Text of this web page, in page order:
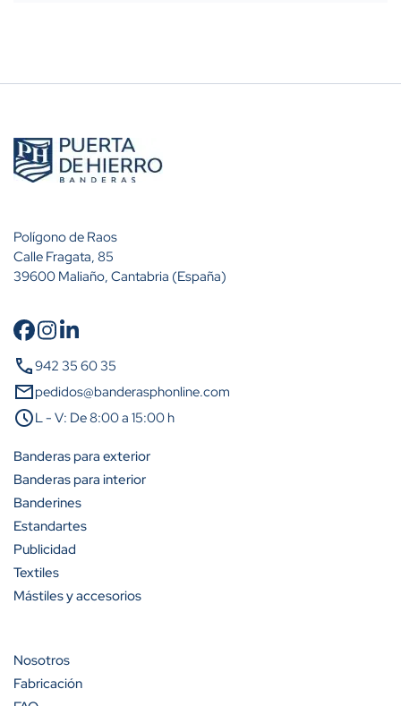
Cantidad
A partir de 50 unidades
A partir de 100 unidades
Polígono de Raos
Calle Fragata, 85
39600 Maliaño, Cantabria (España)
call942 35 60 35
mailpedidos@banderasphonline.com
scheduleL - V: De 8:00 a 15:00 h
Banderas para exterior
Banderas para interior
Banderines
Estandartes
Publicidad
Textiles
Mástiles y accesorios
Nosotros
Fabricación